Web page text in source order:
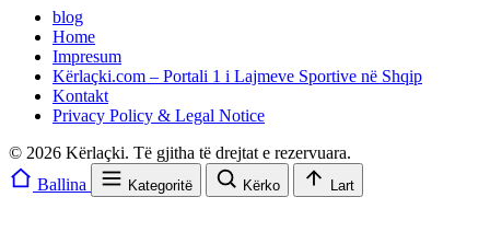
blog
Home
Impresum
Kërlaçki.com – Portali 1 i Lajmeve Sportive në Shqip
Kontakt
Privacy Policy & Legal Notice
© 2026 Kërlaçki. Të gjitha të drejtat e rezervuara.
Ballina
Kategoritë Kërko Lart